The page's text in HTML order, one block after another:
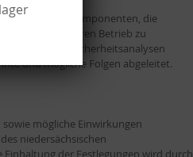
Systeme und Komponenten, die
um den sicheren Betrieb zu
in Langzeitsicherheitsanalysen
und mögliche Folgen abgeleitet.
mögliche Einwirkungen
niedersächsischen
der Festlegungen wird durch